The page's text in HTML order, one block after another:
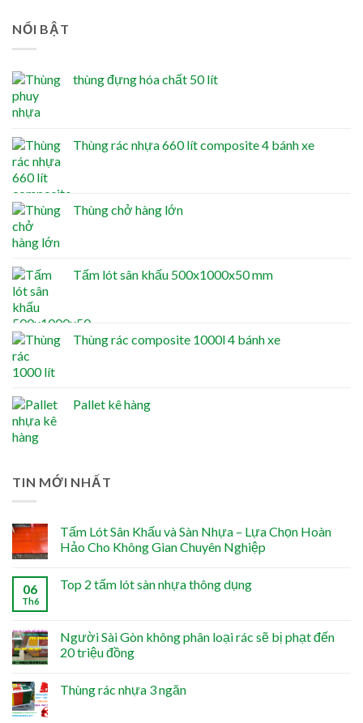
NỔI BẬT
thùng đựng hóa chất 50 lít
Thùng rác nhựa 660 lít composite 4 bánh xe
Thùng chở hàng lớn
Tấm lót sân khấu 500x1000x50 mm
Thùng rác composite 1000l 4 bánh xe
Pallet kê hàng
TIN MỚI NHẤT
Tấm Lót Sân Khấu và Sàn Nhựa – Lựa Chọn Hoàn
Hảo Cho Không Gian Chuyên Nghiệp
06
Th6
Top 2 tấm lót sàn nhựa thông dụng
Người Sài Gòn không phân loại rác sẽ bị phạt đến
20 triệu đồng
Thùng rác nhựa 3 ngăn